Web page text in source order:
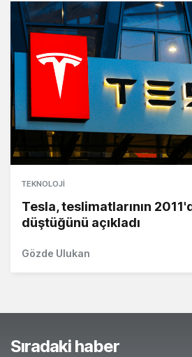
TEKNOLOJI
Tesla, teslimatlarının
düştüğünü açıkladı
Gözde Ulukan
Sıradaki haber